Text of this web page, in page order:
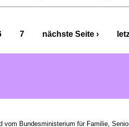
7 nächste Seite ›
Bundesministerium für Familie,